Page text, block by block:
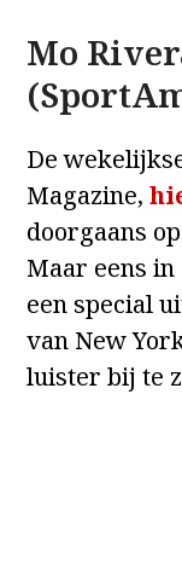
Mo
De
Magazine,
doorgaans
Maar eens
een special
van New
luister bij te